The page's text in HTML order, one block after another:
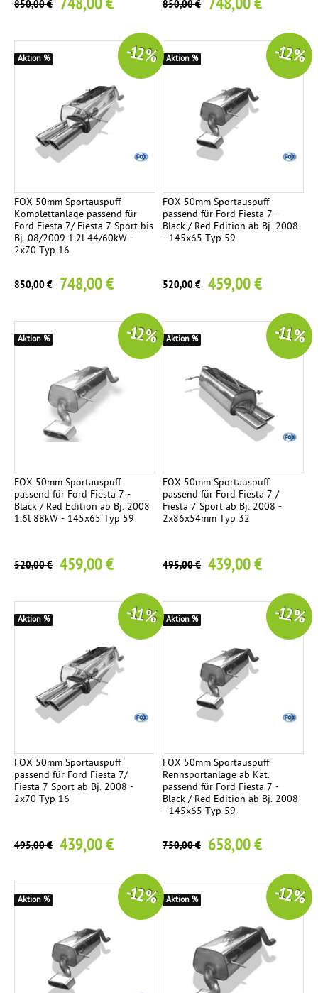
850,00 € 748,00 € 850,00 € 748,00 €
FOX 50mm Sportauspuff
Komplettanlage passend für
Ford Fiesta 7/ Fiesta 7 Sport bis
Bj. 08/2009 1.2l 44/60kW -
2x70 Typ 16
850,00 € 748,00 €
-12 %
Aktion %
FOX 50mm Sportauspuff
passend für Ford Fiesta 7 -
Black / Red Edition ab Bj. 2008
- 145x65 Typ 59
520,00 € 459,00 €
-12 %
Aktion %
FOX 50mm Sportauspuff
passend für Ford Fiesta 7 -
Black / Red Edition ab Bj. 2008
1.6l 88kW - 145x65 Typ 59
520,00 € 459,00 €
-12 %
Aktion %
FOX 50mm Sportauspuff
passend für Ford Fiesta 7 /
Fiesta 7 Sport ab Bj. 2008 -
2x86x54mm Typ 32
495,00 € 439,00 €
-11 %
Aktion %
FOX 50mm Sportauspuff
passend für Ford Fiesta 7/
Fiesta 7 Sport ab Bj. 2008 -
2x70 Typ 16
495,00 € 439,00 €
-11 %
Aktion %
FOX 50mm Sportauspuff
Rennsportanlage ab Kat.
passend für Ford Fiesta 7 -
Black / Red Edition ab Bj. 2008
- 145x65 Typ 59
750,00 € 658,00 €
-12 %
Aktion %
-12 %
Aktion % -12 %
Aktion %